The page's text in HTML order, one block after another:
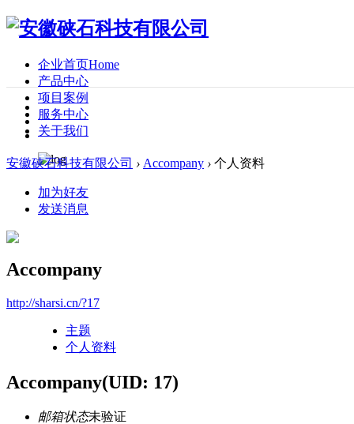
企业首页Home
产品中心
项目案例
服务中心
关于我们
安徽硖石科技有限公司 › Accompany › 个人资料
加为好友
发送消息
Accompany
http://sharsi.cn/?17
主题
个人资料
Accompany(UID: 17)
邮箱状态未验证